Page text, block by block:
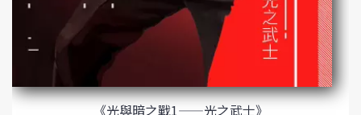
《光與暗之戰1——光之武士》